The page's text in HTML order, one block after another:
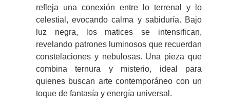
refleja una conexión entre lo terrenal y lo
celestial, evocando calma y sabiduría. Bajo
luz negra, los matices se intensifican,
revelando patrones luminosos que recuerdan
constelaciones y nebulosas. Una pieza que
combina ternura y misterio, ideal para
quienes buscan arte contemporáneo con un
toque de fantasía y energía universal.